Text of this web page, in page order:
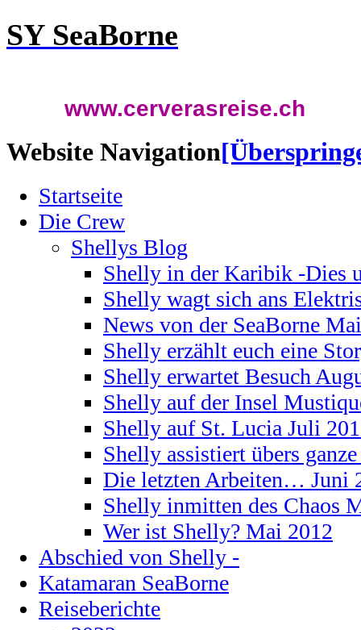
SY SeaBorne
www.cerverasreise.ch
Website Navigation
Startseite
Die Crew
Shellys Blog
Shelly in der Karibik -Dies
Shelly wagt sich ans
News von der SeaBorne
Shelly erzählt euch eine
Shelly erwartet Besuch
Shelly auf der Insel
Shelly auf St. Lucia Juli
Shelly assistiert übers
Die letzten Arbeiten… Juni
Shelly inmitten des Chaos
Wer ist Shelly? Mai 2012
Abschied von Shelly -
Katamaran SeaBorne
Reiseberichte